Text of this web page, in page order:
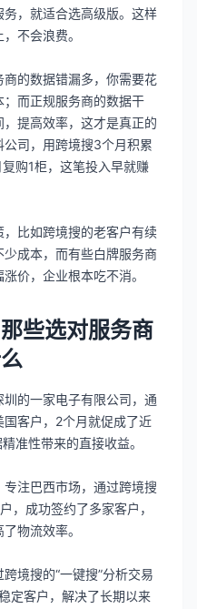
，就适合选高级版。这样
不会浪费。
的数据错漏多，你需要花
而正规服务商的数据干
提高效率，这才是真正的
司，用跨境搜3个月积累
购1柜，这笔投入早就赚
比如跨境搜的老客户有续
成本，而有些白牌服务商
价，企业根本吃不消。
些选对服务商
的一家电子有限公司，通
客户，2个月就促成了近
准性带来的直接收益。
注巴西市场，通过跨境搜
，成功签约了多家客户，
物流效率。
境搜的“一键搜”分析交易
定客户，解决了长期以来